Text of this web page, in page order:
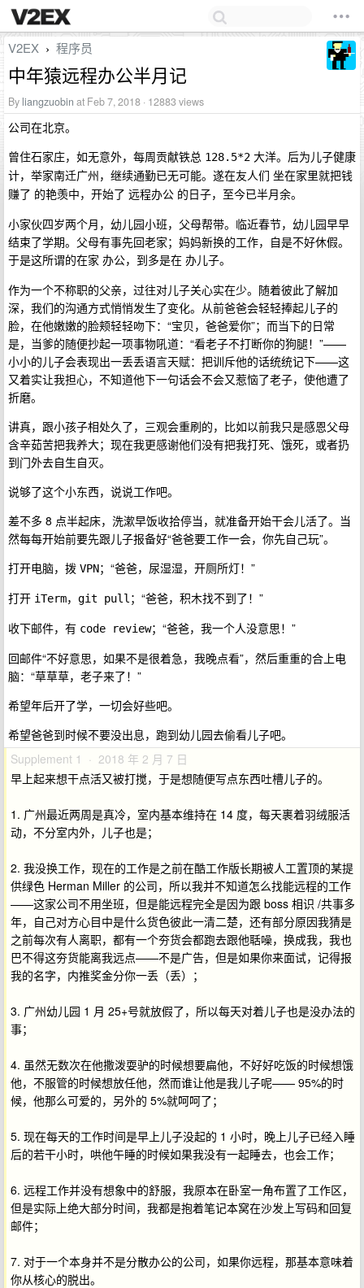
V2EX › 程序员
中年猿远程办公半月记
By liangzuobin at Feb 7, 2018 · 12883 views
公司在北京。
曾住石家庄，如无意外，每周贡献铁总 128.5*2 大洋。后为儿子健康
计，举家南迁广州，继续通勤已无可能。遂在友人们 坐在家里就把钱
赚了 的艳羡中，开始了 远程办公 的日子，至今已半月余。
小家伙四岁两个月，幼儿园小班，父母帮带。临近春节，幼儿园早早
结束了学期。父母有事先回老家；妈妈新换的工作，自是不好休假。
于是这所谓的在家 办公，到多是在 办儿子。
作为一个不称职的父亲，过往对儿子关心实在少。随着彼此了解加
深，我们的沟通方式悄悄发生了变化。从前爸爸会轻轻捧起儿子的
脸，在他嫩嫩的脸颊轻轻吻下：“宝贝，爸爸爱你”；而当下的日常
是，当爹的随便抄起一项事物吼道：“看老子不打断你的狗腿！”——
小小的儿子会表现出一丢丢语言天赋：把训斥他的话统统记下——这
又着实让我担心，不知道他下一句话会不会又惹恼了老子，使他遭了
折磨。
讲真，跟小孩子相处久了，三观会重刷的，比如以前我只是感恩父母
含辛茹苦把我养大；现在我更感谢他们没有把我打死、饿死，或者扔
到门外去自生自灭。
说够了这个小东西，说说工作吧。
差不多 8 点半起床，洗漱早饭收拾停当，就准备开始干会儿活了。当
然每每开始前要先跟儿子报备好“爸爸要工作一会，你先自己玩”。
打开电脑，拨 VPN；“爸爸，尿湿湿，开厕所灯！”
打开 iTerm， git pull ；“爸爸，积木找不到了！”
收下邮件，有 code review；“爸爸，我一个人没意思！”
回邮件“不好意思，如果不是很着急，我晚点看”，然后重重的合上电
脑：“草草草，老子来了！”
希望年后开了学，一切会好些吧。
希望爸爸到时候不要没出息，跑到幼儿园去偷看儿子吧。
Supplement 1 · 2018 年 2 月 7 日
早上起来想干点活又被打搅，于是想随便写点东西吐槽儿子的。
1. 广州最近两周是真冷，室内基本维持在 14 度，每天裹着羽绒服活
动，不分室内外，儿子也是；
2. 我没换工作，现在的工作是之前在酷工作版长期被人工置顶的某提
供绿色 Herman Miller 的公司，所以我并不知道怎么找能远程的工作
——这家公司不用坐班，但是能远程完全是因为跟 boss 相识 /共事多
年，自己对方心目中是什么货色彼此一清二楚，还有部分原因我猜是
之前每次有人离职，都有一个夯货会都跑去跟他聒噪，换成我，我也
巴不得这夯货能离我远点——不是广告，但是如果你来面试，记得报
我的名字，内推奖金分你一丢（丢）；
3. 广州幼儿园 1 月 25+号就放假了，所以每天对着儿子也是没办法的
事；
4. 虽然无数次在他撒泼耍驴的时候想要扁他，不好好吃饭的时候想饿
他，不服管的时候想放任他，然而谁让他是我儿子呢—— 95%的时
候，他那么可爱的，另外的 5%就呵呵了；
5. 现在每天的工作时间是早上儿子没起的 1 小时，晚上儿子已经入睡
后的若干小时，哄他午睡的时候如果我没有一起睡去，也会工作；
6. 远程工作并没有想象中的舒服，我原本在卧室一角布置了工作区，
但是实际上绝大部分时间，我都是抱着笔记本窝在沙发上写码和回复
邮件；
7. 对于一个本身并不是分散办公的公司，如果你远程，那基本意味着
你从核心的脱出。